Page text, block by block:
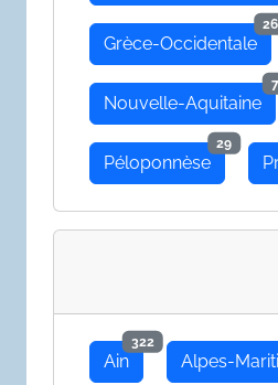
Grèce-Occidentale
26
Nouvelle-Aquitaine
7
Péloponnèse
29
Ain
322
Alpes-